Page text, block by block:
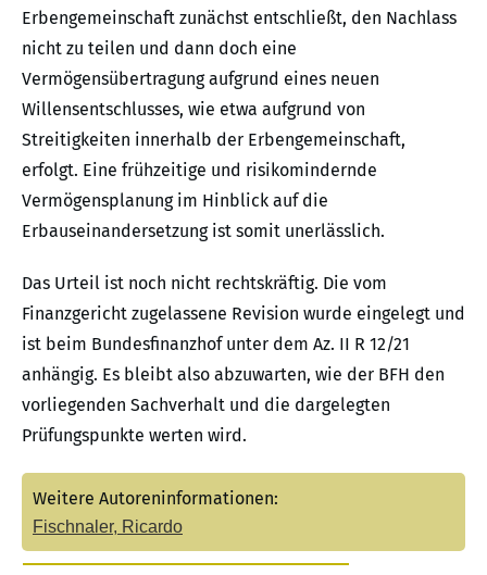
Erbengemeinschaft zunächst entschließt, den Nachlass
nicht zu teilen und dann doch eine
Vermögensübertragung aufgrund eines neuen
Willensentschlusses, wie etwa aufgrund von
Streitigkeiten innerhalb der Erbengemeinschaft,
erfolgt. Eine frühzeitige und risikomindernde
Vermögensplanung im Hinblick auf die
Erbauseinandersetzung ist somit unerlässlich.
Das Urteil ist noch nicht rechtskräftig. Die vom
Finanzgericht zugelassene Revision wurde eingelegt und
ist beim Bundesfinanzhof unter dem Az. II R 12/21
anhängig. Es bleibt also abzuwarten, wie der BFH den
vorliegenden Sachverhalt und die dargelegten
Prüfungspunkte werten wird.
Weitere Autoreninformationen:
Fischnaler, Ricardo